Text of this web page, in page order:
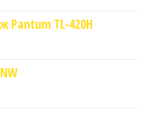
Pantum TL-420H